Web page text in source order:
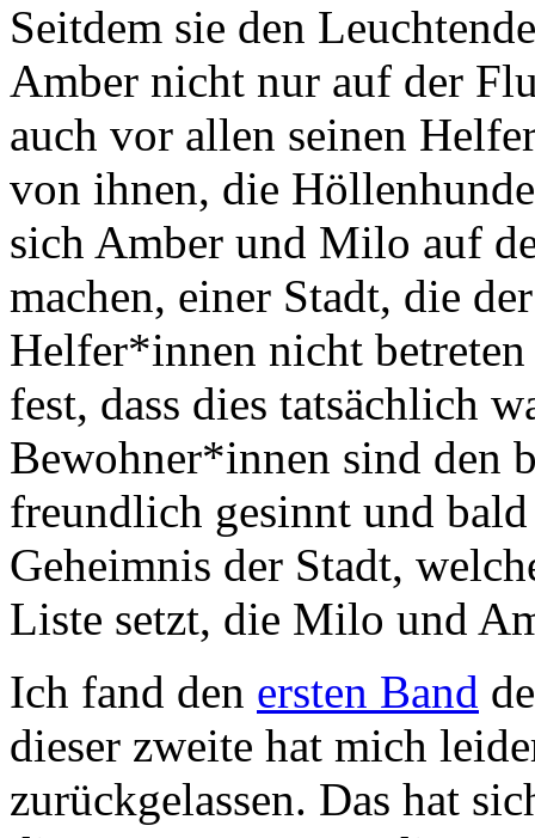
Seitdem sie den
Amber nicht nur auf der
auch vor allen seinen
von ihnen, die
sich Amber und Milo auf
machen, einer Stadt, die
Helfer*innen nicht
fest, dass dies tatsächlich
Bewohner*innen sind den
freundlich gesinnt und
Geheimnis der Stadt,
Liste setzt, die Milo und
Ich fand den ersten Band
dieser zweite hat mich
zurückgelassen. Das hat